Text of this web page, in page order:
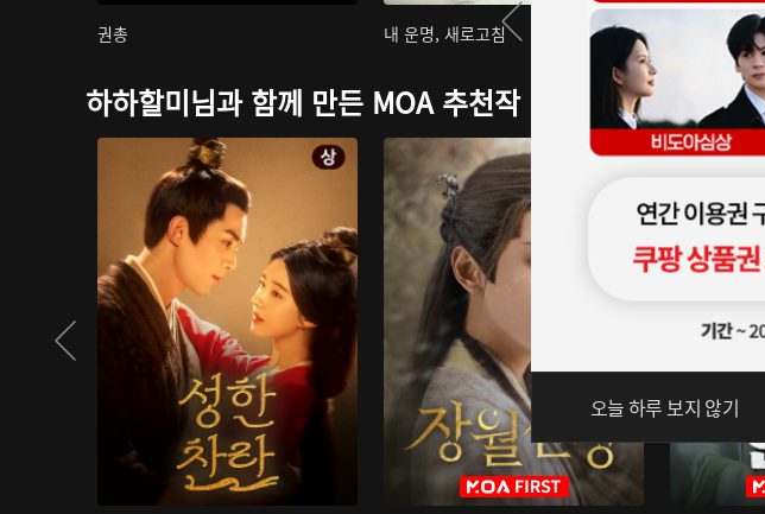
권총 내 운명, 새로고침
하하할미님과 함께 만든 MOA 추천작
오늘 하루 보지 않기